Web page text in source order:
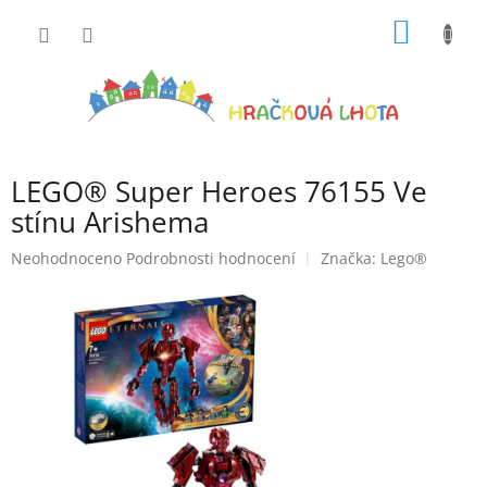
LEGO® Super Heroes 76155 Ve
stínu Arishema
Průměrné
hvězdiček.
Neohodnoceno Podrobnosti hodnocení Značka: Lego®